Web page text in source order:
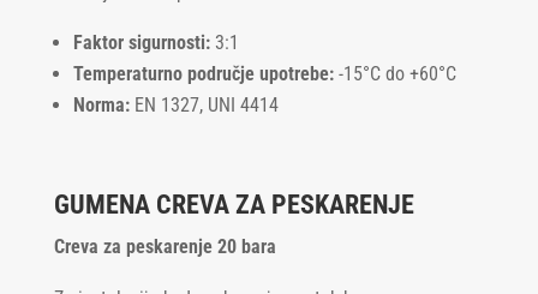
Faktor sigurnosti:3:1
Temperaturno područje upotrebe:-15°C do +60°C
Norma:EN 1327, UNI 4414
GUMENA CREVA ZA PESKARENJE
Creva za peskarenje 20 bara